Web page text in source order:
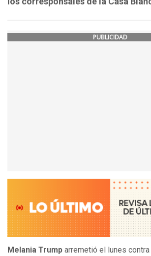
PUBLICIDAD
Melania Trump arremetió el lunes